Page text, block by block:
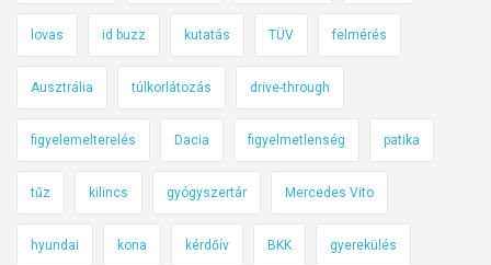
lovas id buzz kutatás TÜV felmérés
Ausztrália túlkorlátozás drive-through
figyelemelterelés Dacia figyelmetlenség patika
tűz kilincs gyógyszertár Mercedes Vito
hyundai kona kérdőív BKK gyerekülés